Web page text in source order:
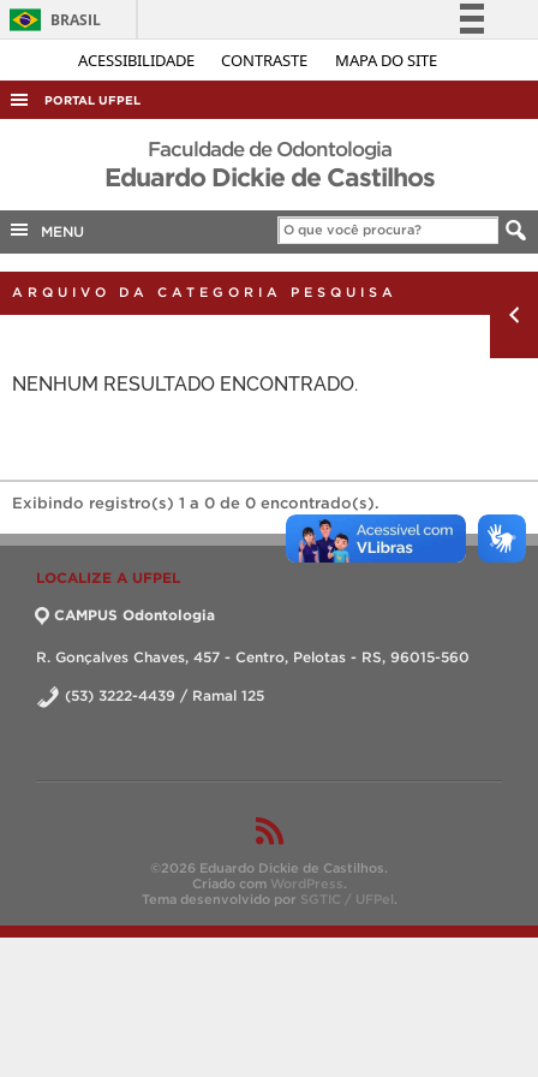
ACESSIBILIDADE CONTRASTE MAPA DO SITE
BRASIL
Simplifique!
Acesso à informação
Canais
PORTAL UFPEL
ACESSO À INFORMAÇÃO
AUDITORIA
OUVIDORIA
Faculdade de Odontologia
Eduardo Dickie de Castilhos
MENU
ARQUIVO DA CATEGORIA PESQUISA
NENHUM RESULTADO ENCONTRADO.
Exibindo registro(s) 1 a 0 de 0 encontrado(s).
LOCALIZE A UFPEL
CAMPUS Odontologia
R. Gonçalves Chaves, 457 - Centro, Pelotas - RS, 96015-560
(53) 3222-4439 / Ramal 125
©2026 Eduardo Dickie de Castilhos.
Criado com WordPress.
Tema desenvolvido por SGTIC / UFPel.